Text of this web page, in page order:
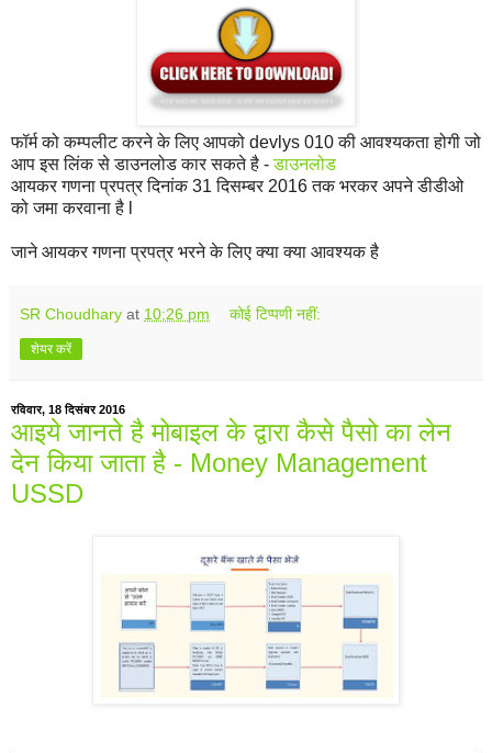
फॉर्म को कम्पलीट करने के लिए आपको devlys 010 की आवश्यकता होगी जो
आप इस लिंक से डाउनलोड कार सकते है -डाउनलोड
आयकर गणना प्रपत्र दिनांक 31 दिसम्बर 2016 तक भरकर अपने डीडीओ
को जमा करवाना है l
जाने आयकर गणना प्रपत्र भरने के लिए क्या क्या आवश्यक है
SR Choudhary at 10:26 pm कोई टिप्पणी नहीं:
शेयर करें
रविवार, 18 दिसंबर 2016
आइये जानते है मोबाइल के द्वारा कैसे पैसो का लेन
देन किया जाता है - Money Management
USSD